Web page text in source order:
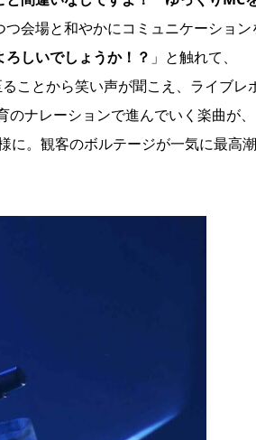
会場と和やかにコミュニケーション
しいでしょうか！？ 」と触れて、
ことから笑い声が聞こえ、ライブレ
ナレーションで進んでいく楽曲が、
に。観客のボルテージが一気に最高